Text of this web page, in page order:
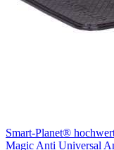
Smart-Planet®
Magic Anti Universal